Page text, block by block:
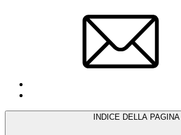
INDICE DELLA PAGINA